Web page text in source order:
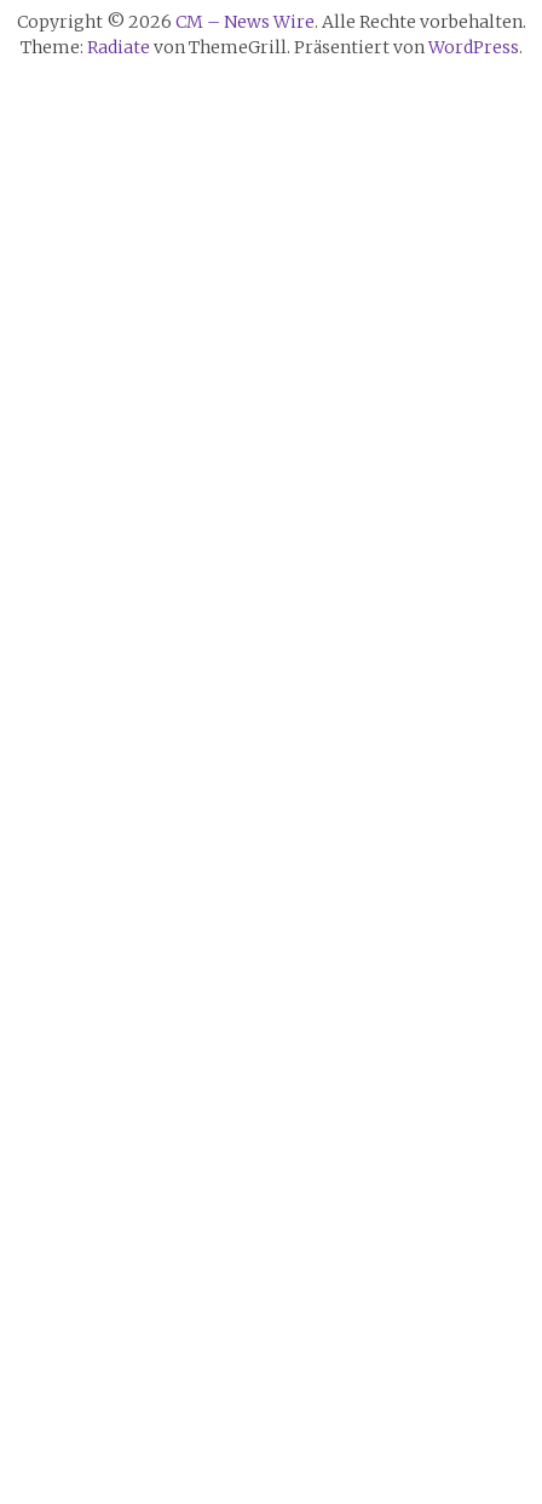
Copyright © 2026 CM – News Wire. Alle Rechte vorbehalten.
Theme: Radiate von ThemeGrill. Präsentiert vonWordPress.